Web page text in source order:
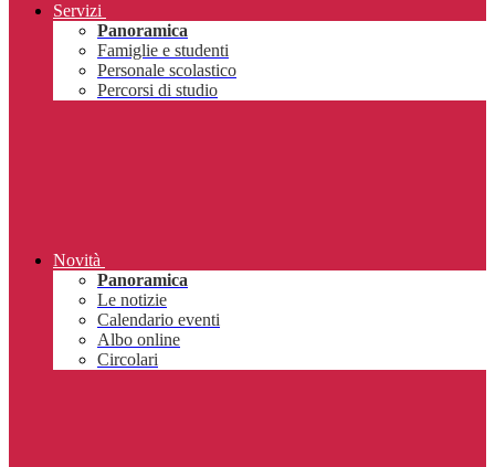
Servizi
Panoramica
Famiglie e studenti
Personale scolastico
Percorsi di studio
Novità
Panoramica
Le notizie
Calendario eventi
Albo online
Circolari